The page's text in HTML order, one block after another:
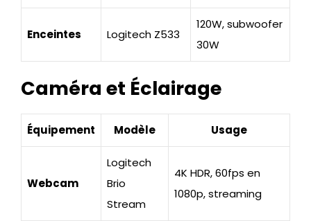
Enceintes Logitech Z533
120W, subwoofer
30W
Caméra et Éclairage
Équipement Modèle Usage
Webcam
Logitech
Brio
Stream
4K HDR, 60fps en
1080p, streaming